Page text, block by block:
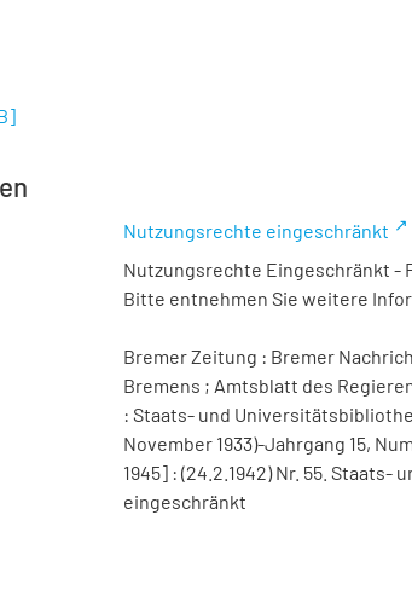
]
Nutzungsrechte eingeschränkt
Nutzungsrechte Eingeschränkt -
Bitte entnehmen Sie weitere
Bremer Zeitung : Bremer
Bremens ; Amtsblatt des
: Staats- und
November 1933)-Jahrgang 15,
1945] : (24.2.1942) Nr. 55.
eingeschränkt